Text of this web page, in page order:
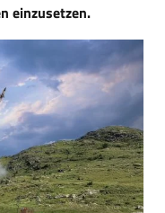
einzusetzen.